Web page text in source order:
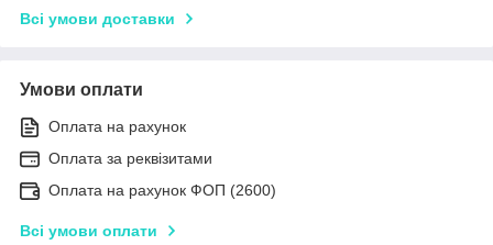
Всі умови доставки
Умови оплати
Оплата на рахунок
Оплата за реквізитами
Оплата на рахунок ФОП (2600)
Всі умови оплати